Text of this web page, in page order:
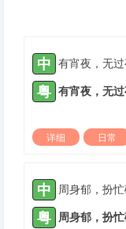
中 有宵夜，无
粤 有宵夜，无
详细
日常
中 周身郁，扮
粤 周身郁，扮